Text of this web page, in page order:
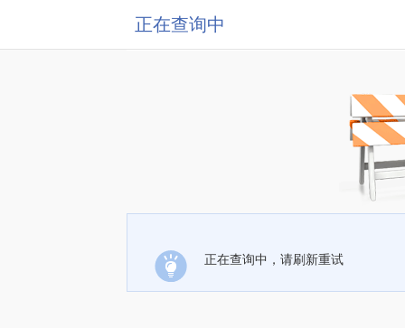
正在查询中
正在查询中，请刷新重试